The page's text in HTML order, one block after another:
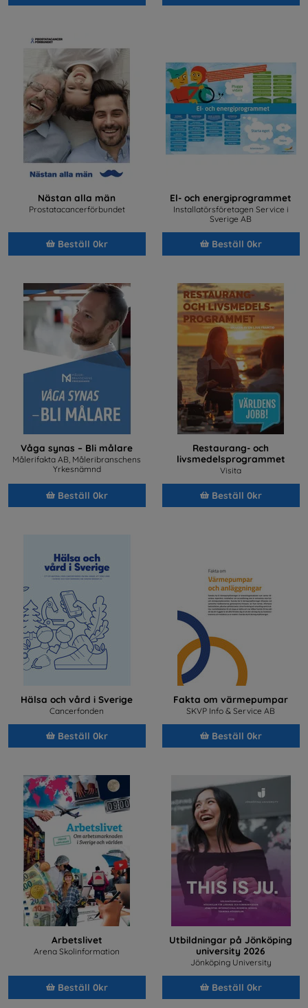
Nästan alla män
Prostatacancerförbundet
Beställ 0kr
El- och energiprogrammet
Installatörsföretagen Service i
Sverige AB
Beställ 0kr
Våga synas – Bli målare
Målerifakta AB, Måleribranschens
Yrkesnämnd
Beställ 0kr
Restaurang- och
livsmedelsprogrammet
Visita
Beställ 0kr
Hälsa och vård i Sverige
Cancerfonden
Beställ 0kr
Fakta om värmepumpar
SKVP Info & Service AB
Beställ 0kr
Arbetslivet
Arena Skolinformation
Beställ 0kr
Utbildningar på Jönköping
university 2026
Jönköping University
Beställ 0kr